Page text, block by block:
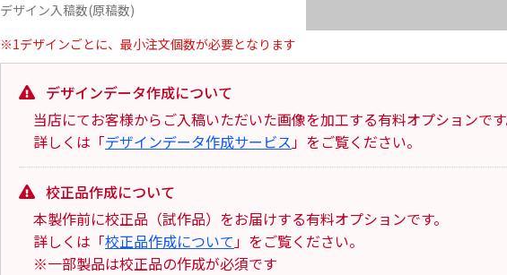
デザイン入稿数(原稿数)
※1デザインごとに、最小注文個数が必要となります
デザインデータ作成について
当店にてお客様からご入稿いただいた画像を加工する有料オプションで
詳しくは「デザインデータ作成サービス 」をご覧ください。
校正品作成について
本製作前に校正品（試作品）をお届けする有料オプションです。
詳しくは「校正品作成について 」をご覧ください。
※一部製品は校正品の作成が必須です